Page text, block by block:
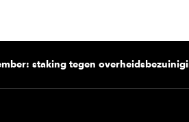
staking tegen